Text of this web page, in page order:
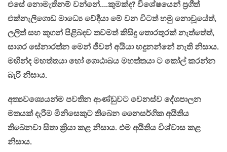
එසේ නොමැතිනම් වන්නේ….කුමක්ද? විශේෂයෙන් ප්‍රගීත්
එක්නැලිගොඩ මාධ්‍යෙ වේදීයා මේ වන විටත් හමු නොවූයේත්,
ලලිත් සහ කූගන් පිළිබදව තවමත් කිසිදු තොරතුරක් නැත්තේත්,
සාගර සේනාරත්න මෙන් ජීවන් අයියා හදුනන්නේ නැති නිසාය.
මහින්ද මහත්තයා හෝ ගොඨාබය මහත්තයා ට කෝල් කරන්න
බැරි නිසාය.
අත්‍යවශ්‍යෙයන්ම පවතින ආණ්ඩුවට වෙනස්ව දේශපාලන
මතයක් දැරීම මිනිසෙකුට තිබෙන නෛසර්ගික අයිතිය
තිබෙනවා සිතා ක්‍රියා කළ නිසාය. එම අයිතිය විශ්වාස කළ
නිසාය.